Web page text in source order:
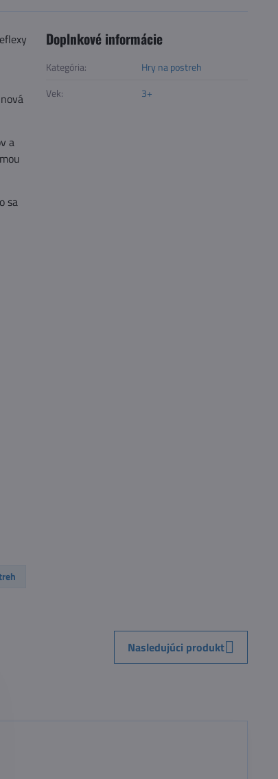
a
sa
Doplnkové informácie
Kategória:
Hry na postreh
Vek:
3+
Nasledujúci produkt